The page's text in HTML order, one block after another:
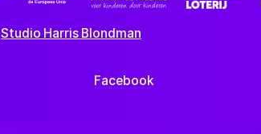
Facebook
Studio Harris Blondman